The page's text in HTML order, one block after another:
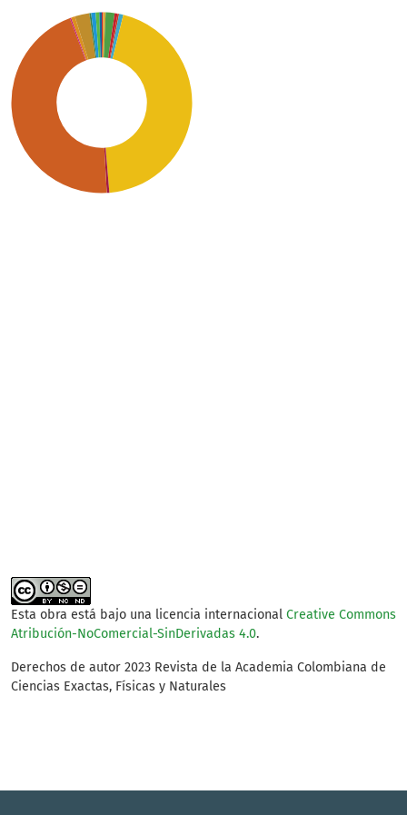
Esta obra está bajo una licencia internacional Creative Commons
Atribución-NoComercial-SinDerivadas 4.0.
Derechos de autor 2023 Revista de la Academia Colombiana de
Ciencias Exactas, Físicas y Naturales